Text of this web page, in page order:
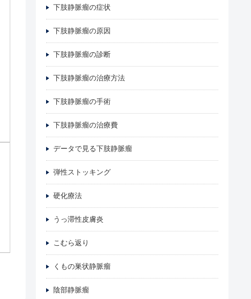
下肢静脈瘤の症状
下肢静脈瘤の原因
下肢静脈瘤の診断
下肢静脈瘤の治療方法
下肢静脈瘤の手術
下肢静脈瘤の治療費
データで見る下肢静脈瘤
弾性ストッキング
硬化療法
うっ滞性皮膚炎
こむら返り
くもの巣状静脈瘤
陰部静脈瘤